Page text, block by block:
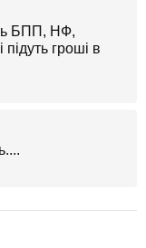
БПП, НФ,
гроші в